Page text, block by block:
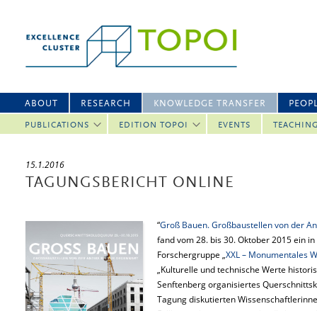
ABOUT RESEARCH KNOWLEDGE TRANSFER
PUBLICATIONS EDITION TOPOI EVENTS
15.1.2016
TAGUNGSBERICHT ONLINE
“Groß Bauen. Großbaustellen von der
fand vom 28. bis 30. Oktober 2015 ein
Forschergruppe „XXL – Monumentales
„Kulturelle und technische Werte
Senftenberg organisiertes
Tagung diskutierten